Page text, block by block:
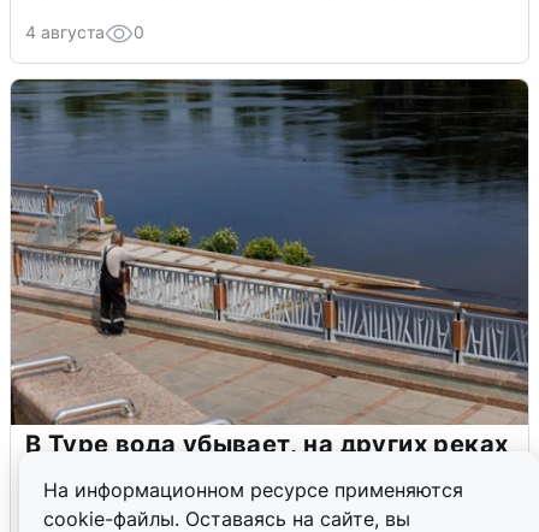
На информационном ресурсе применяются
cookie-файлы. Оставаясь на сайте, вы
4 августа 0
В Туре вода убывает, на других реках
4 августа 0